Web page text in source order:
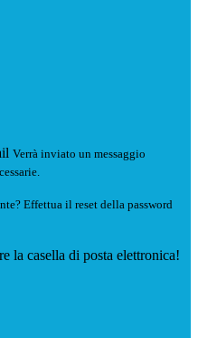
Verrà inviato un messaggio
Effettua il reset della password
la casella di posta elettronica!